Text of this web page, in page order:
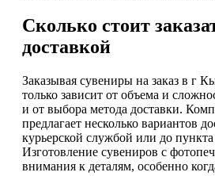
Сколько стоит
доставкой
Заказывая сувениры на заказ в г
только зависит от объема и
и от выбора метода доставки.
предлагает несколько вариантов
курьерской службой или до
Изготовление сувениров с
внимания к деталям, особенно